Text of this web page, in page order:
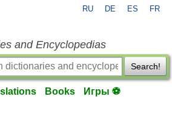
RU DE ES FR
and Encyclopedias
Search!
Books Игры ⚽